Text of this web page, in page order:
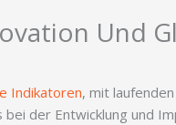
Und
Indikatoren, mit
der Entwicklung und